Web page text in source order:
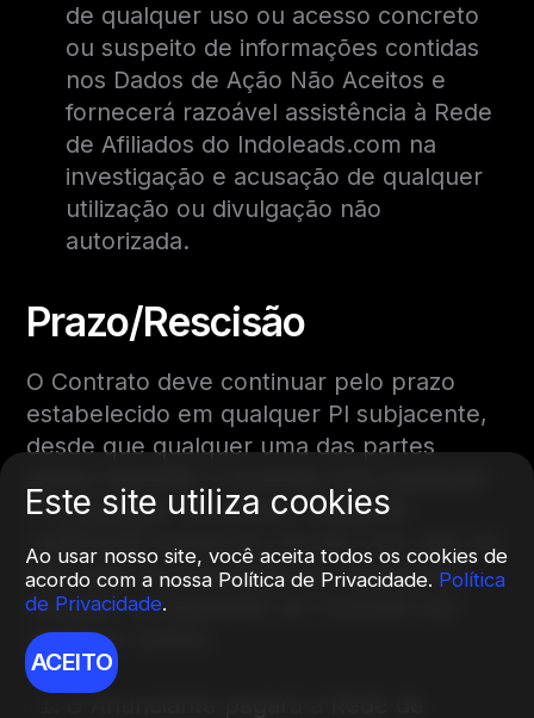
Este site utiliza cookies
Ao usar nosso site, você aceita todos os cookies de
acordo com a nossa Política de Privacidade. Política
de Privacidade.
ACEITO
de qualquer uso ou acesso concreto
ou suspeito de informações contidas
nos Dados de Ação Não Aceitos e
fornecerá razoável assistência à Rede
de Afiliados do Indoleads.com na
investigação e acusação de qualquer
utilização ou divulgação não
autorizada.
Prazo/Rescisão
O Contrato deve continuar pelo prazo
estabelecido em qualquer PI subjacente,
desde que qualquer uma das partes
PI a qualquer momento, mediante
notificação prévia por escrito com dois (2)
dias úteis de antecedência. Mediante a
rescisão ou expiração do Contrato por
qualquer motivo: